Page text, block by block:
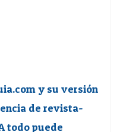
y su versión
de revista-
todo puede